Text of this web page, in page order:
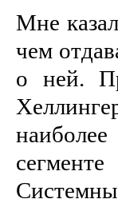
Мне
чем
о ней.